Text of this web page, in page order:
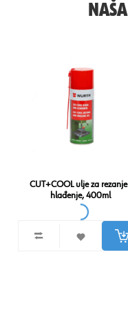
CUT+COOL ulje za
hlađenje, 400ml